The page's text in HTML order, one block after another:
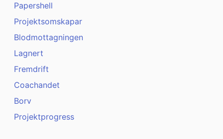
Papershell
Projektsomskapar
Blodmottagningen
Lagnert
Fremdrift
Coachandet
Borv
Projektprogress